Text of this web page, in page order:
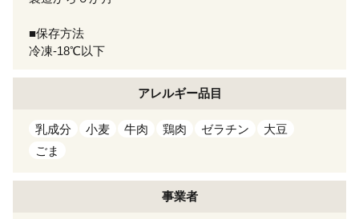
■保存方法
冷凍-18℃以下
アレルギー品目
乳成分 小麦 牛肉 鶏肉 ゼラチン
大豆
ごま
事業者